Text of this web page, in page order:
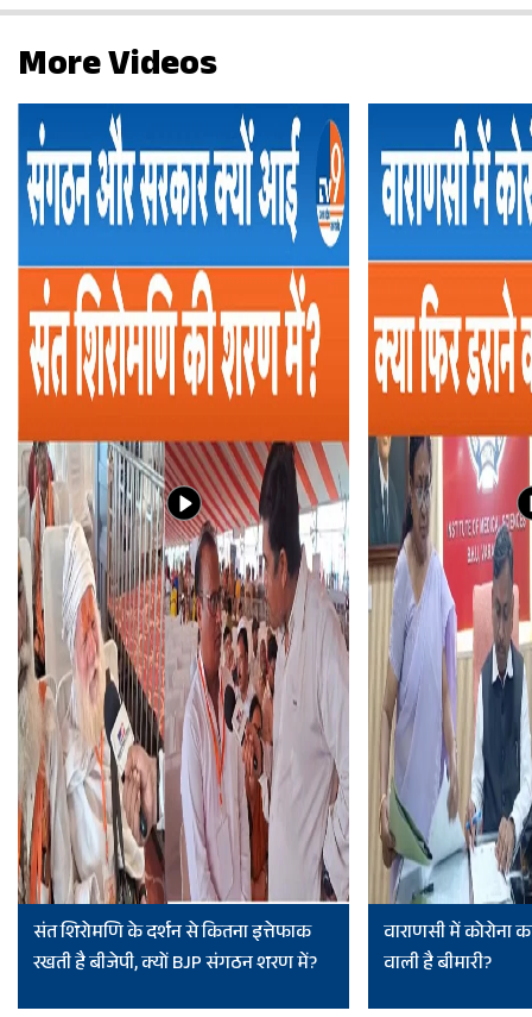
More Videos
संत शिरोमणि के दर्शन से कितना इत्तेफाक
रखती है बीजेपी, क्यों BJP संगठन शरण में?
वाराणसी में कोरोना
वाली है बीमारी?